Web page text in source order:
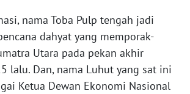
nama Toba Pulp tengah jadi
dahyat yang memporak-
Utara pada pekan akhir
lalu. Dan, nama Luhut yang sat ini
Ketua Dewan Ekonomi Nasional